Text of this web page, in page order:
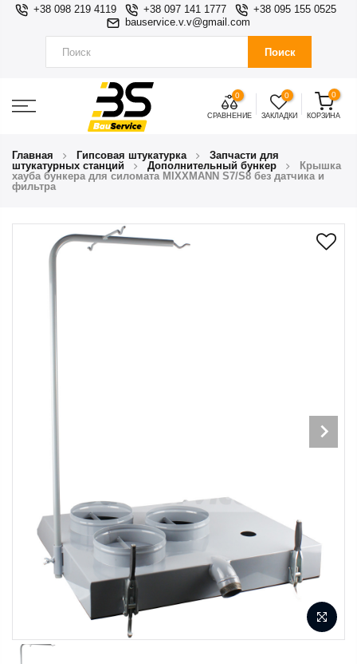
+38 098 219 4119 +38 097 141 1777
+38 095 155 0525
bauservice.v.v@gmail.com
Поиск
0
СРАВНЕНИЕ
0
ЗАКЛАДКИ
0
КОРЗИНА
Главная Гипсовая штукатурка
Запчасти для
штукатурных станций
Дополнительный бункер
Крышка
хауба бункера для силомата MIXXMANN S7/S8 без датчика и
фильтра